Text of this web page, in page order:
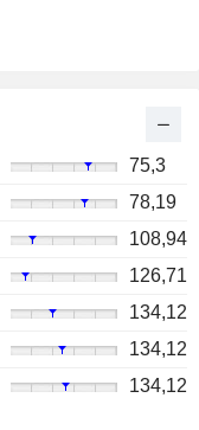
75,3
78,19
108,94
126,71
134,12
134,12
134,12